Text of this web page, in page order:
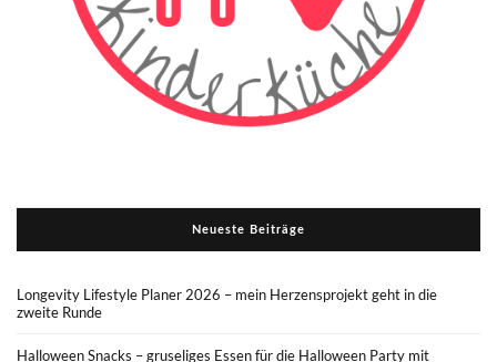
Neueste Beiträge
Longevity Lifestyle Planer 2026 – mein Herzensprojekt geht in die
zweite Runde
Halloween Snacks – gruseliges Essen für die Halloween Party mit